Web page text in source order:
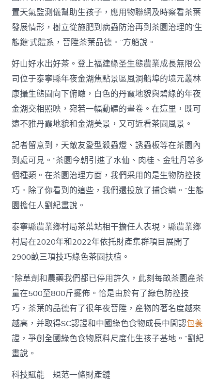
置天氣監測儀幫助生孩子，應用物聯網及時察看茶葉
發展情形，樹立從施肥到病蟲防治再到茶園治理的‘生
態鏈’式體系，晉陞茶葉品德。”方船說。
好山好水出好茶。登上福建綠圣生態農業成長無限公
司位于泰寧縣年夜金湖焦點景區風洞船埠的境元叢林
康攝生態園向下俯瞰，白色的丹霞地貌與碧綠的年夜
金湖交相照映，宛若一幅動聽的畫卷。在這里，既可
遠不雅丹霞地貌和金湖美景，又可近看茶園風景。
記者留意到，天敵友愛型殺蟲燈、誘蟲板等在茶園內
到處可見。“茶園今朝引進了水仙、肉桂、金牡丹等多
個種類。在茶園治理方面，我們采用的是生物防控技
巧。除了你看到的這些，我們還投放了捕食螨。”生態
園擔任人劉紀畫說。
泰寧縣農業鄉村局茶葉站相干擔任人表現，縣農業鄉
村局在2020年和2022年依托財產集群項目展開了
2900畝三項技巧綠色茶園扶植。
“除草劑和農藥我們都已停用許久，此刻每畝茶園產茶
量在500至800斤擺佈。恰是由於有了綠色防控技
巧，茶葉的品德有了很年夜晉陞，產物的著名度越來
越高，并取得SC認證和中國綠色食物成長中間認包養
證，爭創全國綠色食物原料尺度化生孩子基地。”劉紀
畫說。
科技賦能 規范一條財產鏈